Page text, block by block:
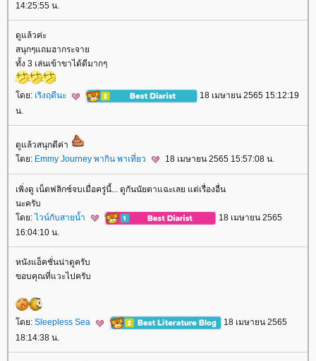
14:25:55 น.
ดูแล้วค่ะ
สนุกๆแถมฮากระจา
ทั้ง 3 เล่นเข้าขาได้ดีมากๆ
ดย: เริงฤดีนะ
18 เมษายน 2565 15:12:19
น.
ดูแล้วสนุกดีค่า
ดย: Emmy Journey พากิน พาเที่ยว 18 เมษายน 2565 15:57:08 น.
เพิ่งดู เน็ตฟลิกซ์จบเมื่อครู่นี้... ดูกันนัยตาแฉะเลย แต่เรื่องอื่น
นะครับ
ดย: ไวน์กับสายน้ำ
18 เมษายน 2565
16:04:10 น.
หนังแอ็คชั่นน่าดูครับ
ขอบคุณที่แวะไปครับ
ดย: Sleepless Sea
18 เมษายน 2565
18:14:38 น.